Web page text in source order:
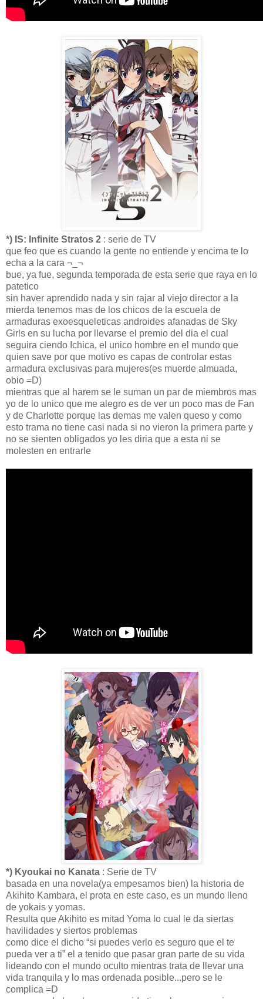
*) IS: Infinite Stratos 2 : serie de TV
que feo que es cuando la gente no entiende y encima te lo
echa a la cara ¬_¬
bue, ya fue, segunda temporada de esta serie que raya en lo
patetico
sin haver aprendido nada y sin rajar al viejo director a la
mierda tenemos mas de los chicos de la escuela de
armaduras exoesqueleticas androides afanadas de Sky
Girls en su lucha por llevarse el premio del dia el cual
seguira ciendo Ichica, el unico hombre en el mundo que
quien save por que motivo es capas de controlar estas
armadura exclusivas para mujeres(es muerde almuada,
obio =D)
mientras que al harem se le suman un par de miembros mas
yo de lo unico que me alegro es de ver un poco mas de Fan
y de Charlotte porque las demas me valen queso y como
esto trama no tiene casi nada si no vieron la primera parte y
no se sienten obligados yo les diria que a esta ni se
molesten en entrarle
*) Kyoukai no Kanata : Serie de TV
basada en una novela(ya empesamos bien) la historia de
Akihito Kambara, el prota en este caso, es un mundo lleno
de yokais y yomas.
Resulta que Akihito es mitad Yoma lo cual le da siertas
havilidades y siertos problemas
como dice el dicho “si puedes verlo es seguro que el te
pueda ver a ti” el a tenido que pasar gran parte de su vida
lideando con el mundo oculto mientras trata de llevar una
vida tranquila y lo mas ordenada posible...pero se le
complica =D